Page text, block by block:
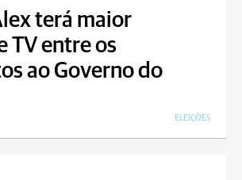
terá maior
TV entre os
ao Governo do
ELEIÇÕES